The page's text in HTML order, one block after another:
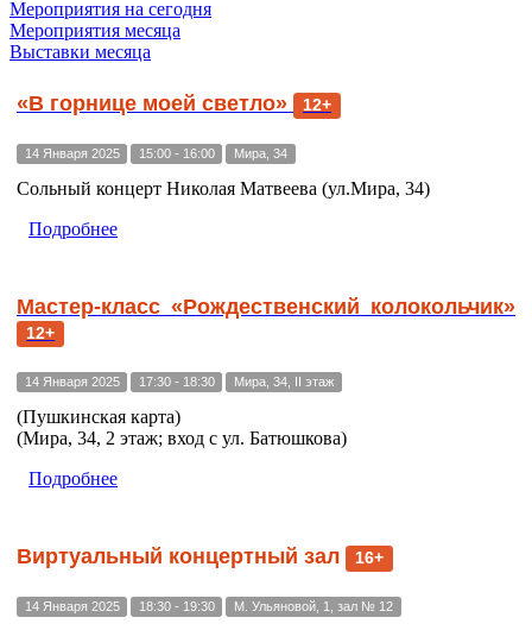
Мероприятия на сегодня
Мероприятия месяца
Выставки месяца
«В горнице моей светло» 12+
14 Января 2025 15:00 - 16:00 Мира, 34
Сольный концерт Николая Матвеева (ул.Мира, 34)
Подробнее
Мастер-класс «Рождественский колокольчик»
12+
14 Января 2025 17:30 - 18:30 Мира, 34, II этаж
(Пушкинская карта)
(Мира, 34, 2 этаж; вход с ул. Батюшкова)
Подробнее
Виртуальный концертный зал 16+
14 Января 2025 18:30 - 19:30 М. Ульяновой, 1, зал № 12